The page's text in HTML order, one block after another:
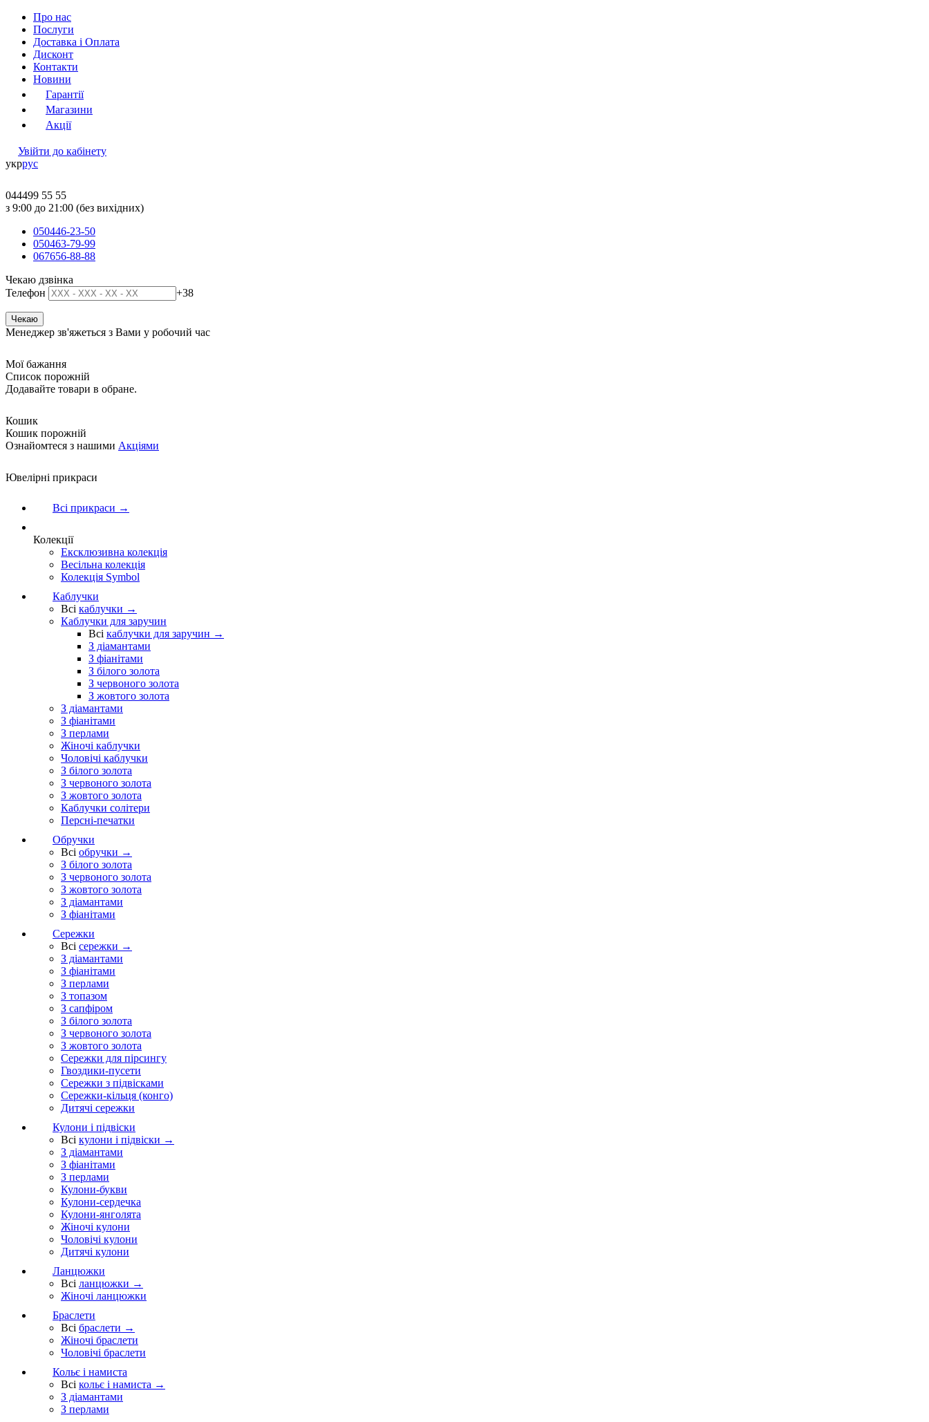
Про нас
Послуги
Доставка і Оплата
Дисконт
Контакти
Новини
Гарантії
Магазини
Акції
Увійти до кабінету
укррус
044499 55 55
з 9:00 до 21:00 (без вихідних)
050446-23-50
050463-79-99
067656-88-88
Чекаю дзвінка
Телефон
+38
Менеджер зв'яжеться з Вами у робочий час
Мої бажання
Список порожній
Додавайте товари в обране.
Кошик
Кошик порожній
Ознайомтеся з нашими Акціями
Ювелірні прикраси
Всі прикраси →
Колекції
Ексклюзивна колекція
Весільна колекція
Колекція Symbol
Каблучки
Всі каблучки →
Каблучки для заручин
Всі каблучки для заручин →
З діамантами
З фіанітами
З білого золота
З червоного золота
З жовтого золота
З діамантами
З фіанітами
З перлами
Жіночі каблучки
Чоловічі каблучки
З білого золота
З червоного золота
З жовтого золота
Каблучки солітери
Персні-печатки
Обручки
Всі обручки →
З білого золота
З червоного золота
З жовтого золота
З діамантами
З фіанітами
Сережки
Всі сережки →
З діамантами
З фіанітами
З перлами
З топазом
З сапфіром
З білого золота
З червоного золота
З жовтого золота
Сережки для пірсингу
Гвоздики-пусети
Сережки з підвісками
Сережки-кільця (конго)
Дитячі сережки
Кулони і підвіски
Всі кулони і підвіски →
З діамантами
З фіанітами
З перлами
Кулони-букви
Кулони-сердечка
Кулони-янголята
Жіночі кулони
Чоловічі кулони
Дитячі кулони
Ланцюжки
Всі ланцюжки →
Жіночі ланцюжки
Браслети
Всі браслети →
Жіночі браслети
Чоловічі браслети
Кольє і намиста
Всі кольє і намиста →
З діамантами
З перлами